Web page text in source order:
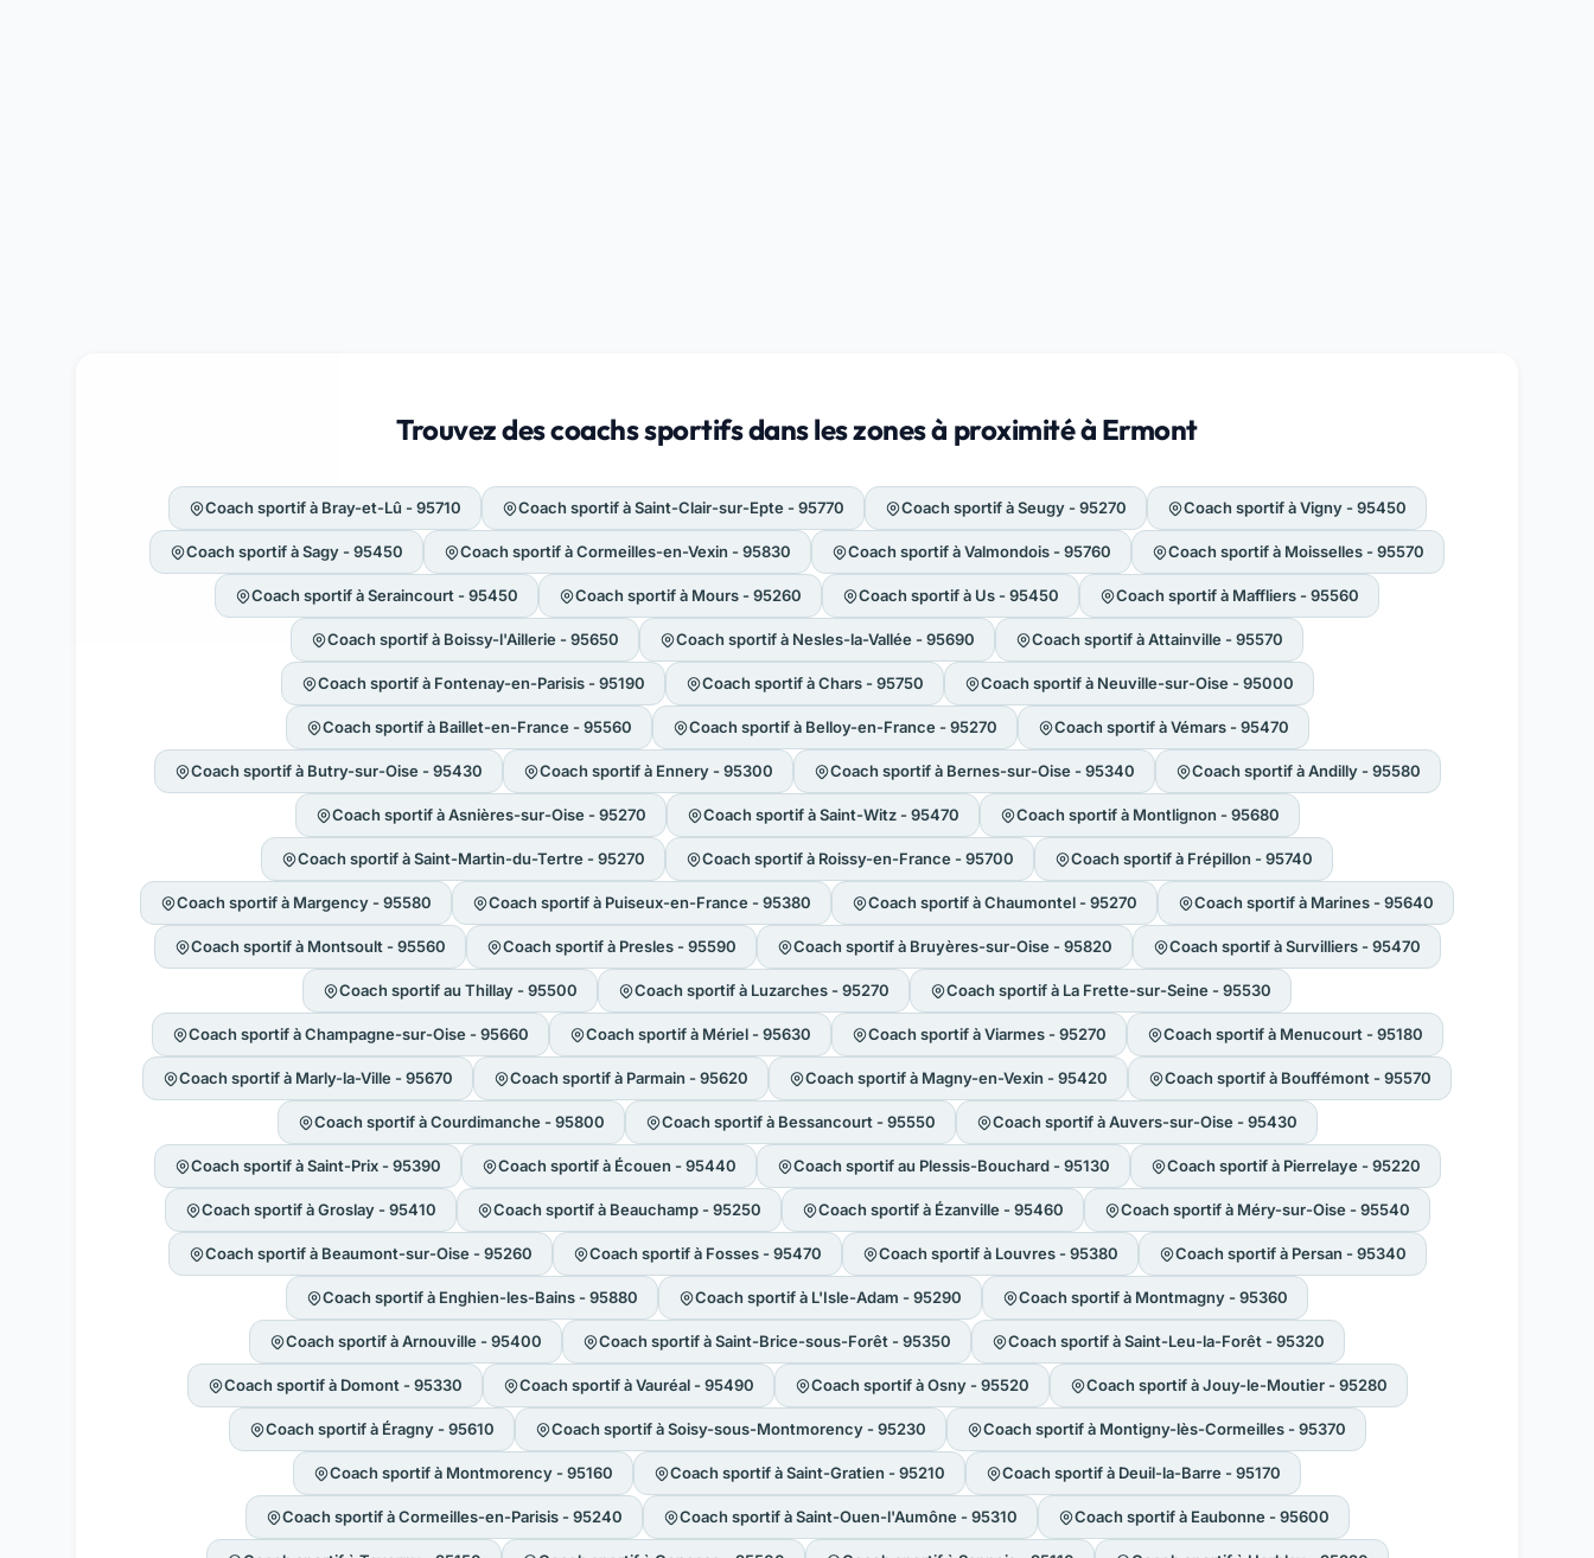
Trouvez des coachs sportifs dans les zones à proximité à Ermont
Coach sportif à Bray-et-Lû - 95710 Coach sportif à Saint-Clair-sur-Epte - 95770 Coach sportif à Seugy - 95270 Coach sportif à Vigny - 95450
Coach sportif à Sagy - 95450 Coach sportif à Cormeilles-en-Vexin - 95830 Coach sportif à Valmondois - 95760 Coach sportif à Moisselles - 95570
Coach sportif à Seraincourt - 95450 Coach sportif à Mours - 95260 Coach sportif à Us - 95450 Coach sportif à Maffliers - 95560
Coach sportif à Boissy-l'Aillerie - 95650 Coach sportif à Nesles-la-Vallée - 95690 Coach sportif à Attainville - 95570
Coach sportif à Fontenay-en-Parisis - 95190 Coach sportif à Chars - 95750 Coach sportif à Neuville-sur-Oise - 95000
Coach sportif à Baillet-en-France - 95560 Coach sportif à Belloy-en-France - 95270 Coach sportif à Vémars - 95470
Coach sportif à Butry-sur-Oise - 95430 Coach sportif à Ennery - 95300 Coach sportif à Bernes-sur-Oise - 95340 Coach sportif à Andilly - 95580
Coach sportif à Asnières-sur-Oise - 95270 Coach sportif à Saint-Witz - 95470 Coach sportif à Montlignon - 95680
Coach sportif à Saint-Martin-du-Tertre - 95270 Coach sportif à Roissy-en-France - 95700 Coach sportif à Frépillon - 95740
Coach sportif à Margency - 95580 Coach sportif à Puiseux-en-France - 95380 Coach sportif à Chaumontel - 95270 Coach sportif à Marines - 95640
Coach sportif à Montsoult - 95560 Coach sportif à Presles - 95590 Coach sportif à Bruyères-sur-Oise - 95820 Coach sportif à Survilliers - 95470
Coach sportif au Thillay - 95500 Coach sportif à Luzarches - 95270 Coach sportif à La Frette-sur-Seine - 95530
Coach sportif à Champagne-sur-Oise - 95660 Coach sportif à Mériel - 95630 Coach sportif à Viarmes - 95270 Coach sportif à Menucourt - 95180
Coach sportif à Marly-la-Ville - 95670 Coach sportif à Parmain - 95620 Coach sportif à Magny-en-Vexin - 95420 Coach sportif à Bouffémont - 95570
Coach sportif à Courdimanche - 95800 Coach sportif à Bessancourt - 95550 Coach sportif à Auvers-sur-Oise - 95430
Coach sportif à Saint-Prix - 95390 Coach sportif à Écouen - 95440 Coach sportif au Plessis-Bouchard - 95130 Coach sportif à Pierrelaye - 95220
Coach sportif à Groslay - 95410 Coach sportif à Beauchamp - 95250 Coach sportif à Ézanville - 95460 Coach sportif à Méry-sur-Oise - 95540
Coach sportif à Beaumont-sur-Oise - 95260 Coach sportif à Fosses - 95470 Coach sportif à Louvres - 95380 Coach sportif à Persan - 95340
Coach sportif à Enghien-les-Bains - 95880 Coach sportif à L'Isle-Adam - 95290 Coach sportif à Montmagny - 95360
Coach sportif à Arnouville - 95400 Coach sportif à Saint-Brice-sous-Forêt - 95350 Coach sportif à Saint-Leu-la-Forêt - 95320
Coach sportif à Domont - 95330 Coach sportif à Vauréal - 95490 Coach sportif à Osny - 95520 Coach sportif à Jouy-le-Moutier - 95280
Coach sportif à Éragny - 95610 Coach sportif à Soisy-sous-Montmorency - 95230 Coach sportif à Montigny-lès-Cormeilles - 95370
Coach sportif à Montmorency - 95160 Coach sportif à Saint-Gratien - 95210 Coach sportif à Deuil-la-Barre - 95170
Coach sportif à Cormeilles-en-Parisis - 95240 Coach sportif à Saint-Ouen-l'Aumône - 95310 Coach sportif à Eaubonne - 95600